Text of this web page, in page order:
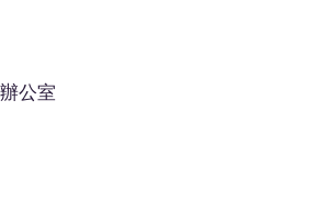
辦公室